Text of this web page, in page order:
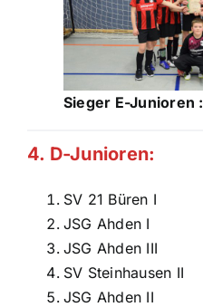
Sieger E-Junioren
4. D-Junioren:
SV 21 Büren I
JSG Ahden I
JSG Ahden III
SV Steinhausen II
JSG Ahden II